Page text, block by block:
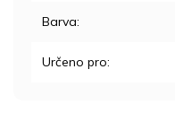
Barva:
Určeno pro: